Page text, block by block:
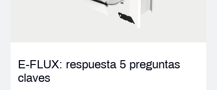
E-FLUX: respuesta 5 preguntas
claves